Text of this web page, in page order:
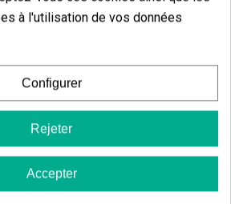
à l'utilisation de vos données
Configurer
Rejeter
Accepter